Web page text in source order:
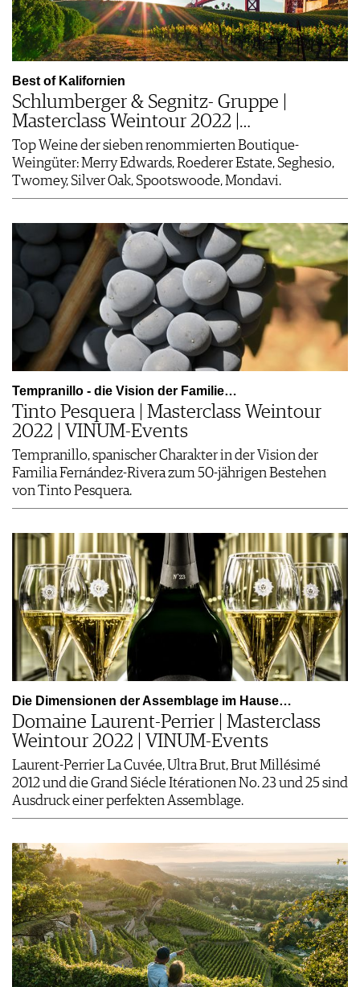
Best of Kalifornien
Schlumberger & Segnitz- Gruppe |
Masterclass Weintour 2022 |…
Top Weine der sieben renommierten Boutique-
Weingüter: Merry Edwards, Roederer Estate, Seghesio,
Twomey, Silver Oak, Spootswoode, Mondavi.
Tempranillo - die Vision der Familie…
Tinto Pesquera | Masterclass Weintour
2022 | VINUM-Events
Tempranillo, spanischer Charakter in der Vision der
Familia Fernández-Rivera zum 50-jährigen Bestehen
von Tinto Pesquera.
Die Dimensionen der Assemblage im Hause…
Domaine Laurent-Perrier | Masterclass
Weintour 2022 | VINUM-Events
Laurent-Perrier La Cuvée, Ultra Brut, Brut Millésimé
2012 und die Grand Siécle Itérationen No. 23 und 25 sind
Ausdruck einer perfekten Assemblage.